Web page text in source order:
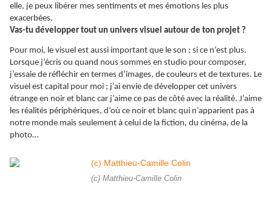
elle, je peux libérer mes sentiments et mes émotions les plus
exacerbées.
Vas-tu développer tout un univers visuel autour de ton projet ?
Pour moi, le visuel est aussi important que le son ; si ce n’est plus.
Lorsque j’écris ou quand nous sommes en studio pour composer,
j’essaie de réfléchir en termes d’images, de couleurs et de textures. Le
visuel est capital pour moi ; j’ai envie de développer cet univers
étrange en noir et blanc car j’aime ce pas de côté avec la réalité. J’aime
les réalités périphériques, d’où ce noir et blanc qui n’apparient pas à
notre monde mais seulement à celui de la fiction, du cinéma, de la
photo…
(c) Matthieu-Camille Colin